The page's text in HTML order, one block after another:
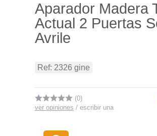
Aparador Madera
Actual 2 Puertas
Avrile
Ref: 2326 gine
(0)
ver opiniones / escribir una